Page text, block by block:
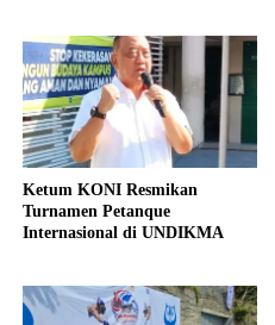
Ketum KONI Resmikan
Turnamen Petanque
Internasional di UNDIKMA